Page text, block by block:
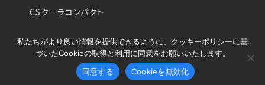
CSクーラコンパクト
Copyright © 2026 Najico CO.,LTD. All Rights Reserved.
私たちがより良い情報を提供できるように、クッキーポリシーに基
づいたCookieの取得と利用に同意をお願いいたします。
同意する
Cookieを無効化